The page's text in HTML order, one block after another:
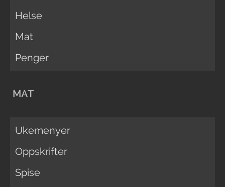
Helse
Mat
Penger
MAT
Ukemenyer
Oppskrifter
Spise